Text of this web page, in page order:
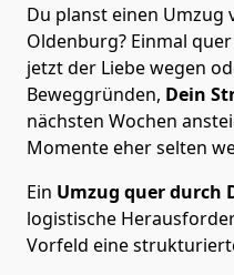
Du planst einen Umzug
Oldenburg? Einmal
jetzt der Liebe wegen
Beweggründen, Dein
nächsten Wochen
Momente eher selten
Ein Umzug quer durch
logistische
Vorfeld eine